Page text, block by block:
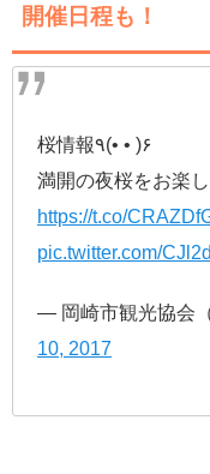
開催日程も！
桜情報٩(• • )۶
満開の夜桜をお楽
https://t.co/
pic.twitter.com/
— 岡崎市観光協会
10, 2017